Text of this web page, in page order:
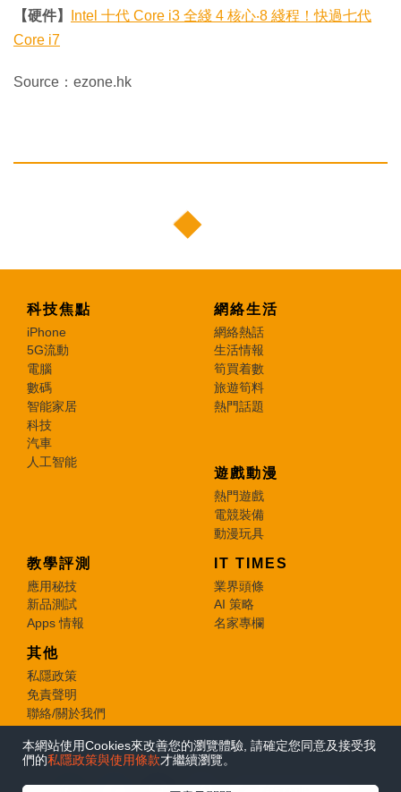
本網站使用Cookies來改善您的瀏覽體驗, 請確定您同意及接受我
們的私隱政策與使用條款才繼續瀏覽。
【硬件】
Intel 十代 Core i3 全綫 4 核心‧8 綫程！快過七代
Core i7
Source：ezone.hk
科技焦點
iPhone
5G流動
電腦
數碼
智能家居
科技
汽車
人工智能
網絡生活
網絡熱話
生活情報
筍買着數
旅遊筍料
熱門話題
遊戲動漫
熱門遊戲
電競裝備
動漫玩具
教學評測
應用秘技
新品測試
Apps 情報
IT TIMES
業界頭條
AI 策略
名家專欄
其他
私隱政策
免責聲明
聯絡/關於我們
© 2026 e-zone. All Rights Reserved.